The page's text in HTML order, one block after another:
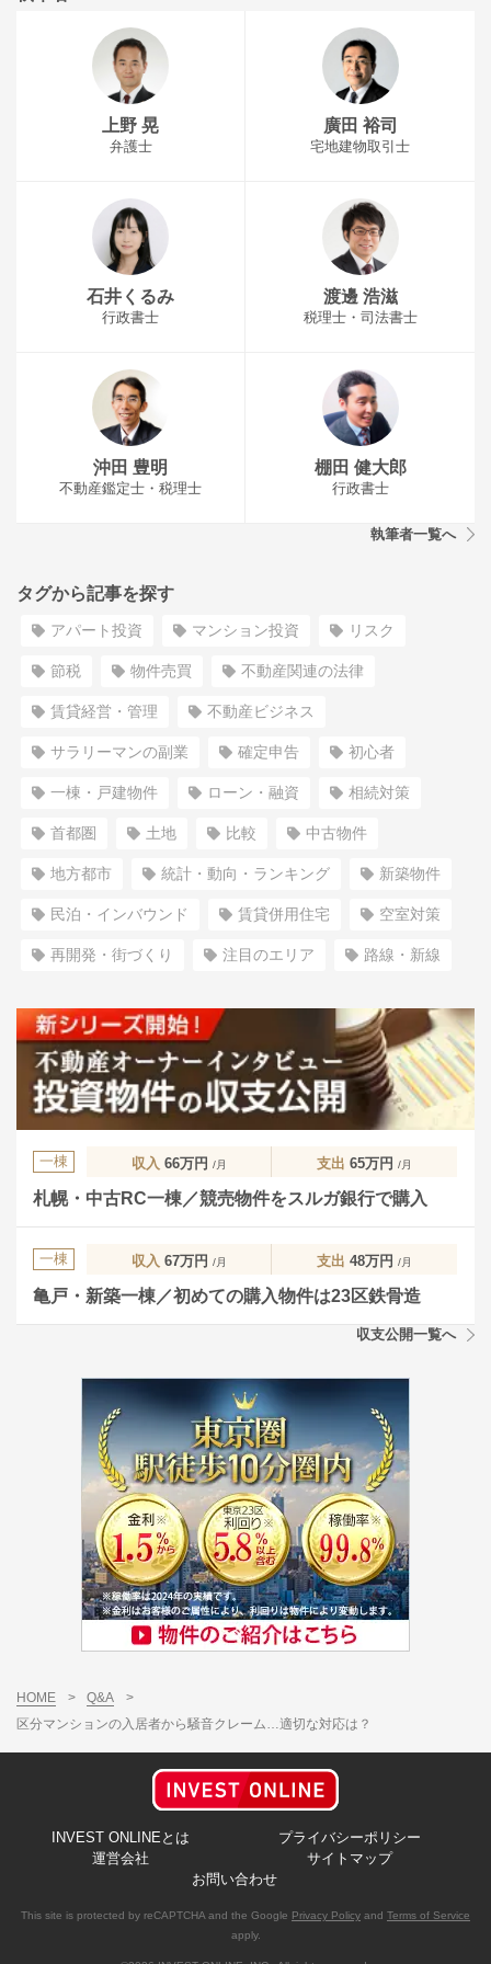
上野 晃
弁護士
廣田 裕司
宅地建物取引士
石井くるみ
行政書士
渡邊 浩滋
税理士・司法書士
沖田 豊明
不動産鑑定士・税理士
棚田 健大郎
行政書士
執筆者一覧へ
タグから記事を探す
アパート投資 マンション投資 リスク
節税 物件売買 不動産関連の法律
賃貸経営・管理 不動産ビジネス
サラリーマンの副業 確定申告 初心者
一棟・戸建物件 ローン・融資 相続対策
首都圏 土地 比較 中古物件
地方都市 統計・動向・ランキング 新築物件
民泊・インバウンド 賃貸併用住宅 空室対策
再開発・街づくり 注目のエリア 路線・新線
一棟 収入 66万円 /月 支出 65万円 /月
札幌・中古RC一棟／競売物件をスルガ銀行で購入
一棟 収入 67万円 /月 支出 48万円 /月
亀戸・新築一棟／初めての購入物件は23区鉄骨造
収支公開一覧へ
HOME > Q&A
>
区分マンションの入居者から騒音クレーム…適切な対応は？
INVEST ONLINEとは
プライバシーポリシー
運営会社
サイトマップ
お問い合わせ
This site is protected by reCAPTCHA and the Google Privacy Policy and Terms of Service
apply.